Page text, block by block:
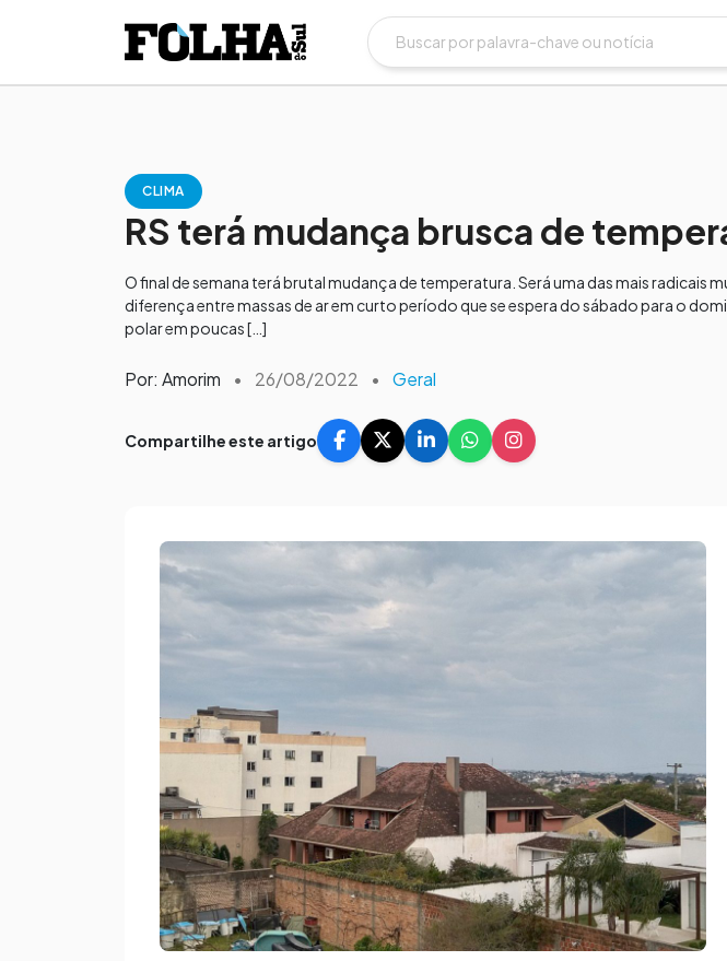
CLIMA
RS terá mudança brusca de
O final de semana terá brutal mudança de temperatura. Será uma das mais radicais
diferença entre massas de ar em curto período que se espera do sábado para o
polar em poucas […]
Por: Amorim • 26/08/2022 • Geral
Compartilhe este artigo